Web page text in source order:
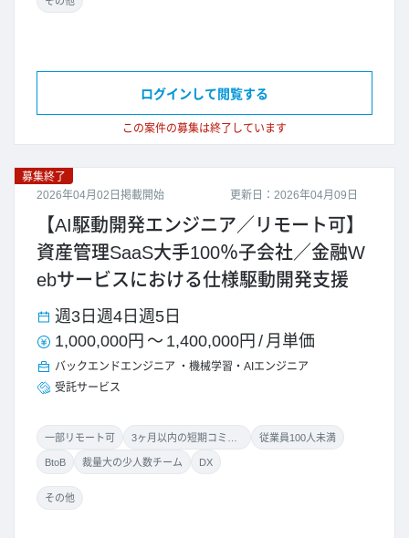
この案件の募集は終了しています
ログインして閲覧する
更新日：2026年04月09日
募集終了
2026年04月02日掲載開始
【AI駆動開発エンジニア／リモート可】
資産管理SaaS大手100％子会社／金融W
ebサービスにおける仕様駆動開発支援
週3日 週4日 週5日
1,000,000円 ～ 1,400,000円 / 月単価
バックエンドエンジニア
機械学習・AIエンジニア
受託サービス
一部リモート可 従業員100人未満
BtoB 裁量大の少人数チーム DX
その他